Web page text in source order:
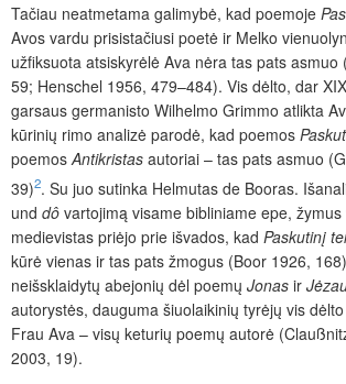
Tačiau neatmetama galimybė, kad poemoje
Avos vardu prisistačiusi poetė ir Melko
užfiksuota atsiskyrėlė Ava nėra tas pats asmuo
59; Henschel 1956, 479–484). Vis dėlto, dar
garsaus germanisto Wilhelmo Grimmo atlikta
kūrinių rimo analizė parodė, kad poemos
poemos Antikristas autoriai – tas pats asmuo
39)2. Su juo sutinka Helmutas de Booras.
und dô vartojimą visame bibliniame epe, žymus
medievistas priėjo prie išvados, kad Paskutinį
kūrė vienas ir tas pats žmogus (Boor 1926,
neišsklaidytų abejonių dėl poemų Jonas ir
autorystės, dauguma šiuolaikinių tyrėjų vis
Frau Ava – visų keturių poemų autorė
2003, 19).